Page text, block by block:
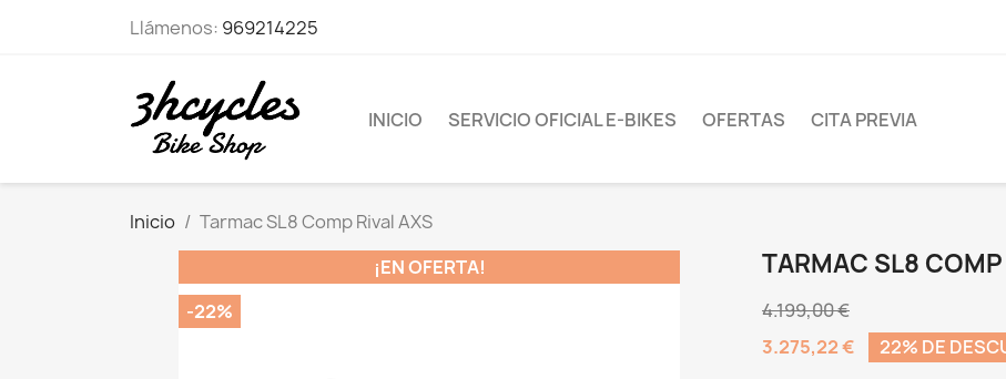
Llámenos: 969214225
INICIO SERVICIO OFICIAL E-BIKES OFERTAS CITA PREVIA
Inicio
Tarmac SL8 Comp Rival AXS
¡EN OFERTA!
-22%
TARMAC SL8 COMP
4.199,00 €
3.275,22 €
22% DE